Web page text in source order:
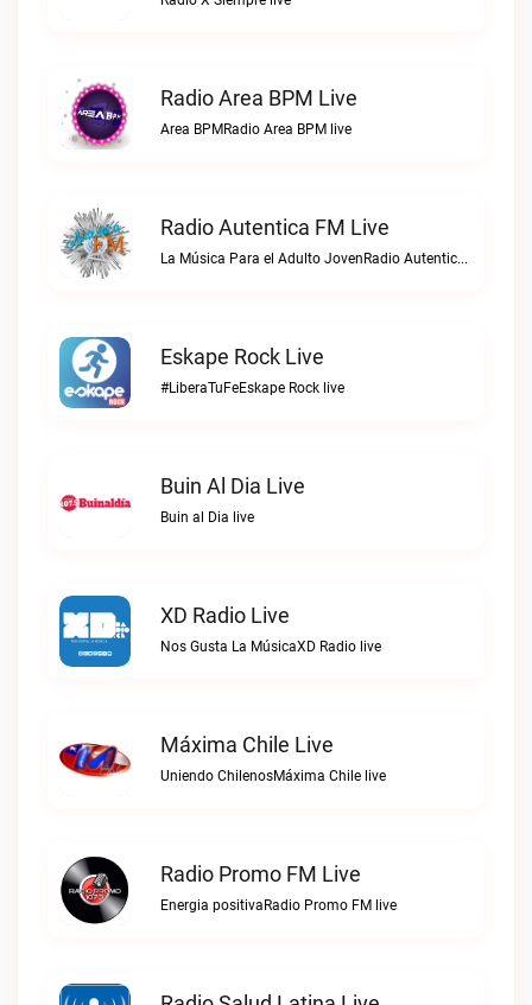
Radio Area BPM Live
Area BPMRadio Area BPM live
Radio Autentica FM Live
La Música Para el Adulto JovenRadio Autentica FM live
Eskape Rock Live
#LiberaTuFeEskape Rock live
Buin Al Dia Live
Buin al Dia live
XD Radio Live
Nos Gusta La MúsicaXD Radio live
Máxima Chile Live
Uniendo ChilenosMáxima Chile live
Radio Promo FM Live
Energia positivaRadio Promo FM live